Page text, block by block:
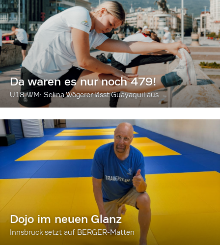
Da waren es nur noch 479!
U18-WM: Selina Wögerer lässt Guayaquil aus
Dojo im neuen Glanz
Innsbruck setzt auf BERGER-Matten